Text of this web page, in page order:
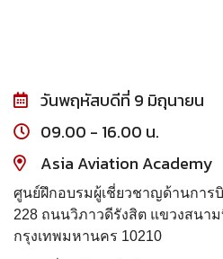
วันพฤหัสบดีที่ 9 มิถุนายน
09.00 - 16.00 น.
Asia Aviation Academy
ศูนย์ฝึกอบรมผู้เชี่ยวชาญด้านการบิ
228 ถนนวิภาวดีรังสิต แขวงสนา
กรุงเทพมหานคร 10210